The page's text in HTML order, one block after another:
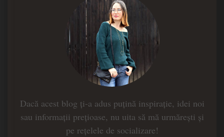
Dacă acest blog ți-a adus puțină inspirație, idei noi
sau informații prețioase, nu uita să mă urmărești și
pe rețelele de socializare!